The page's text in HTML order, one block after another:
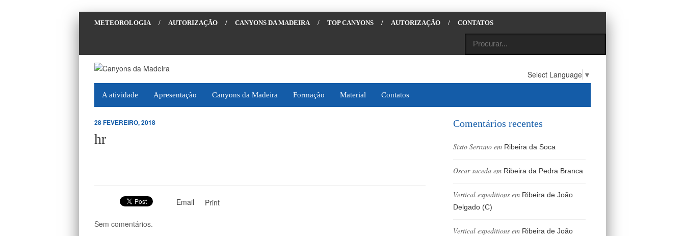
METEOROLOGIA / AUTORIZAÇÃO / CANYONS DA MADEIRA / TOP CANYONS / AUTORIZAÇÃO / CONTATOS
Select Language ▼
A atividade Apresentação Canyons da Madeira Formação Material Contatos
28 FEVEREIRO, 2018
hr
Email Print
Sem comentários.
Comentários recentes
Sixto Serrano em Ribeira da Soca
Oscar saceda em Ribeira da Pedra Branca
Vertical expeditions em Ribeira de João
Delgado (C)
Vertical expeditions em Ribeira de João